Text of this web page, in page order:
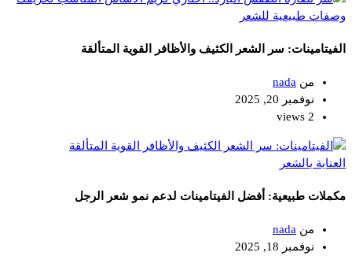
وصفات طبيعية للشعر
الفيتامينات: سر الشعر الكثيف والأظافر القوية المتألقة
من nada
نوفمبر 20, 2025
2 views
العناية بالشعر
مكملات طبيعية: أفضل الفيتامينات لدعم نمو شعر الرجل
من nada
نوفمبر 18, 2025